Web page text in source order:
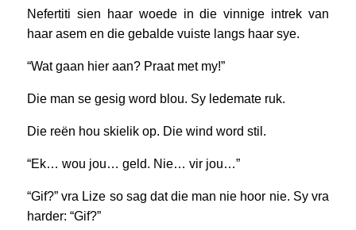
Nefertiti sien haar woede in die vinnige intrek van
haar asem en die gebalde vuiste langs haar sye.
“Wat gaan hier aan? Praat met my!”
Die man se gesig word blou. Sy ledemate ruk.
Die reën hou skielik op. Die wind word stil.
“Ek… wou jou… geld. Nie… vir jou…”
“Gif?” vra Lize so sag dat die man nie hoor nie. Sy vra
harder: “Gif?”